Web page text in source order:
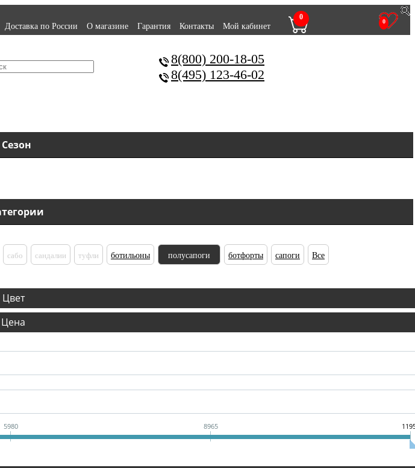
0
0
Доставка по России
О магазине Гарантия Контакты Мой кабинет
8(800) 200-18-05
8(495) 123-46-02
Сезон
сабо сандалии туфли ботильоны полусапоги ботфорты сапоги Все
Цвет
Цена
5980 8965